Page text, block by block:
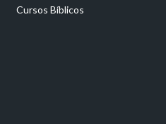
Cursos Bíblicos